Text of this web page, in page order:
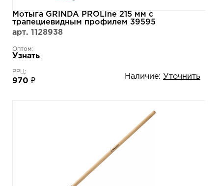
Мотыга GRINDA PROLine 215 мм с
трапециевидным профилем 39595
арт. 1128938
Оптом:
Узнать
РРЦ:
970 ₽
Наличие: Уточнить